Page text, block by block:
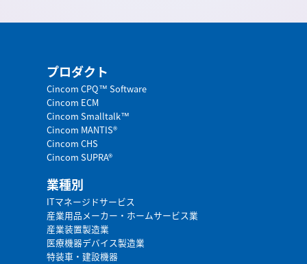
プロダクト
Cincom CPQ™ Software
Cincom ECM
Cincom Smalltalk™
Cincom MANTIS®
Cincom CHS
Cincom SUPRA®
業種別
ITマネージドサービス
産業用品メーカー・ホームサービス業
産業装置製造業
医療機器デバイス製造業
特装車・建設機器